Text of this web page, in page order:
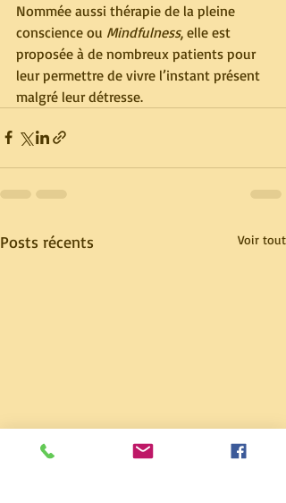
Nommée aussi thérapie de la pleine
conscience ou Mindfulness, elle est
proposée à de nombreux patients pour
leur permettre de vivre l’instant présent
malgré leur détresse.
Posts récents Voir tout